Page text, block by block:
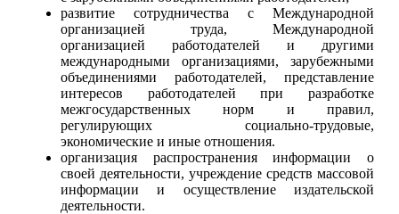
развитие сотрудничества с Международной
организацией труда, Международной
организацией работодателей и другими
международными организациями, зарубежными
объединениями работодателей, представление
интересов работодателей при разработке
межгосударственных норм и правил,
регулирующих социально-трудовые,
экономические и иные отношения.
организация распространения информации о
своей деятельности, учреждение средств массовой
информации и осуществление издательской
деятельности.